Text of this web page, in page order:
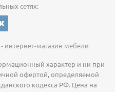
сетях:
интернет-магазин мебели
характер и ни при
офертой, определяемой
кодекса РФ. Цена на